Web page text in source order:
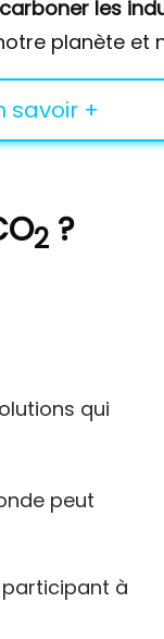
les
planète et
savoir +
2 ?
qui
peut
à